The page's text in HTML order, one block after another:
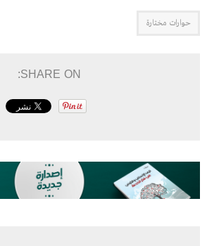
حوارات مختارة
SHARE ON: